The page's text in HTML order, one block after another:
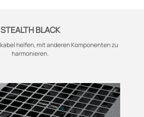
STEALTH BLACK
helfen, mit anderen Komponenten zu
harmonieren.